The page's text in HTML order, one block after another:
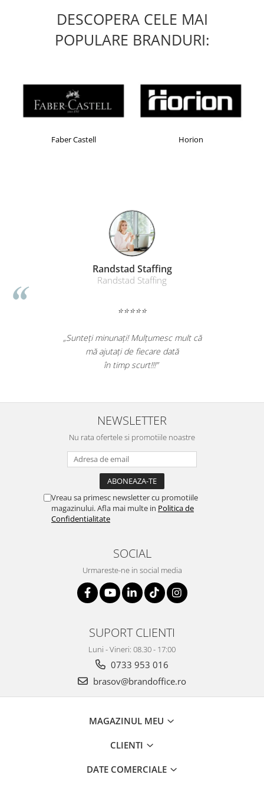
Electronice si accesorii tech
Gadgeturi mobile
Baterii si acumulatori
Cabluri si conectivitate
Cartuse, tonere, consumabile PC
Suporturi si huse telefoane &
Periferice PC si accesorii
Calculatoare de birou
Distrugatoare documente
Cosuri de gunoi pentru birou
Scaune, birouri si produse
Masini de legat, indosariat si
Protocol si HORECA
Apa si bauturi racoritoare
Textile si confort pentru casa
Seturi si accesorii pentru vin
Rucsacuri si articole de calatorie
Trollere, genti si accesorii de voiaj
DESCOPERA CELE MAI
POPULARE BRANDURI:
Faber Castell Horion
Randstad Staffing
Randstad Staffing
⭐⭐⭐⭐⭐
„Sunteți minunați! Mulțumesc mult că
mă ajutați de fiecare dată
în timp scurt!!!”
NEWSLETTER
Nu rata ofertele si promotiile noastre
Vreau sa primesc newsletter cu promotiile
magazinului. Afla mai multe in Politica de
Confidentialitate
SOCIAL
Urmareste-ne in social media
SUPORT CLIENTI
Luni - Vineri: 08.30 - 17:00
0733 953 016
brasov@brandoffice.ro
MAGAZINUL MEU
CLIENTI
DATE COMERCIALE